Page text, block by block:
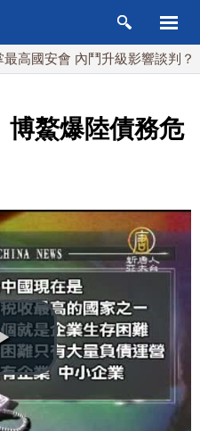
安會 內鬥升級影響談判？
博鰲爆陸債務危